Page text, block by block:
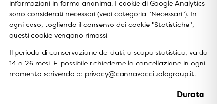
informazioni in forma anonima. I cookie di Google Analytics
sono considerati necessari (vedi categoria "Necessari"). In
ogni caso, togliendo il consenso dai cookie "Statistiche",
questi cookie vengono rimossi.
Il periodo di conservazione dei dati, a scopo statistico, va da
14 a 26 mesi. E' possibile richiederne la cancellazione in ogni
momento scrivendo a: privacy@cannavacciuologroup.it.
Durata